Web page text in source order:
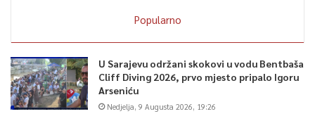
Popularno
U Sarajevu održani skokovi u vodu Bentbaša
Cliff Diving 2026, prvo mjesto pripalo Igoru
Arseniću
Nedjelja, 9 Augusta 2026, 19:26